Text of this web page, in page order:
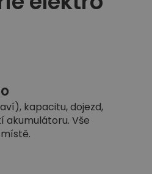
kapacitu, dojezd,
akumulátoru. Vše